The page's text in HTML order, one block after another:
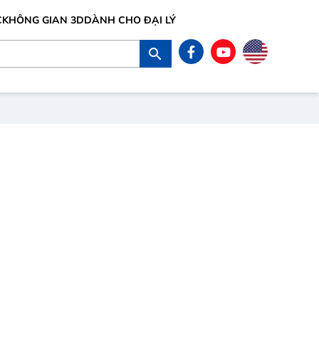
KHÔNG GIAN 3DDÀNH CHO ĐẠI LÝ